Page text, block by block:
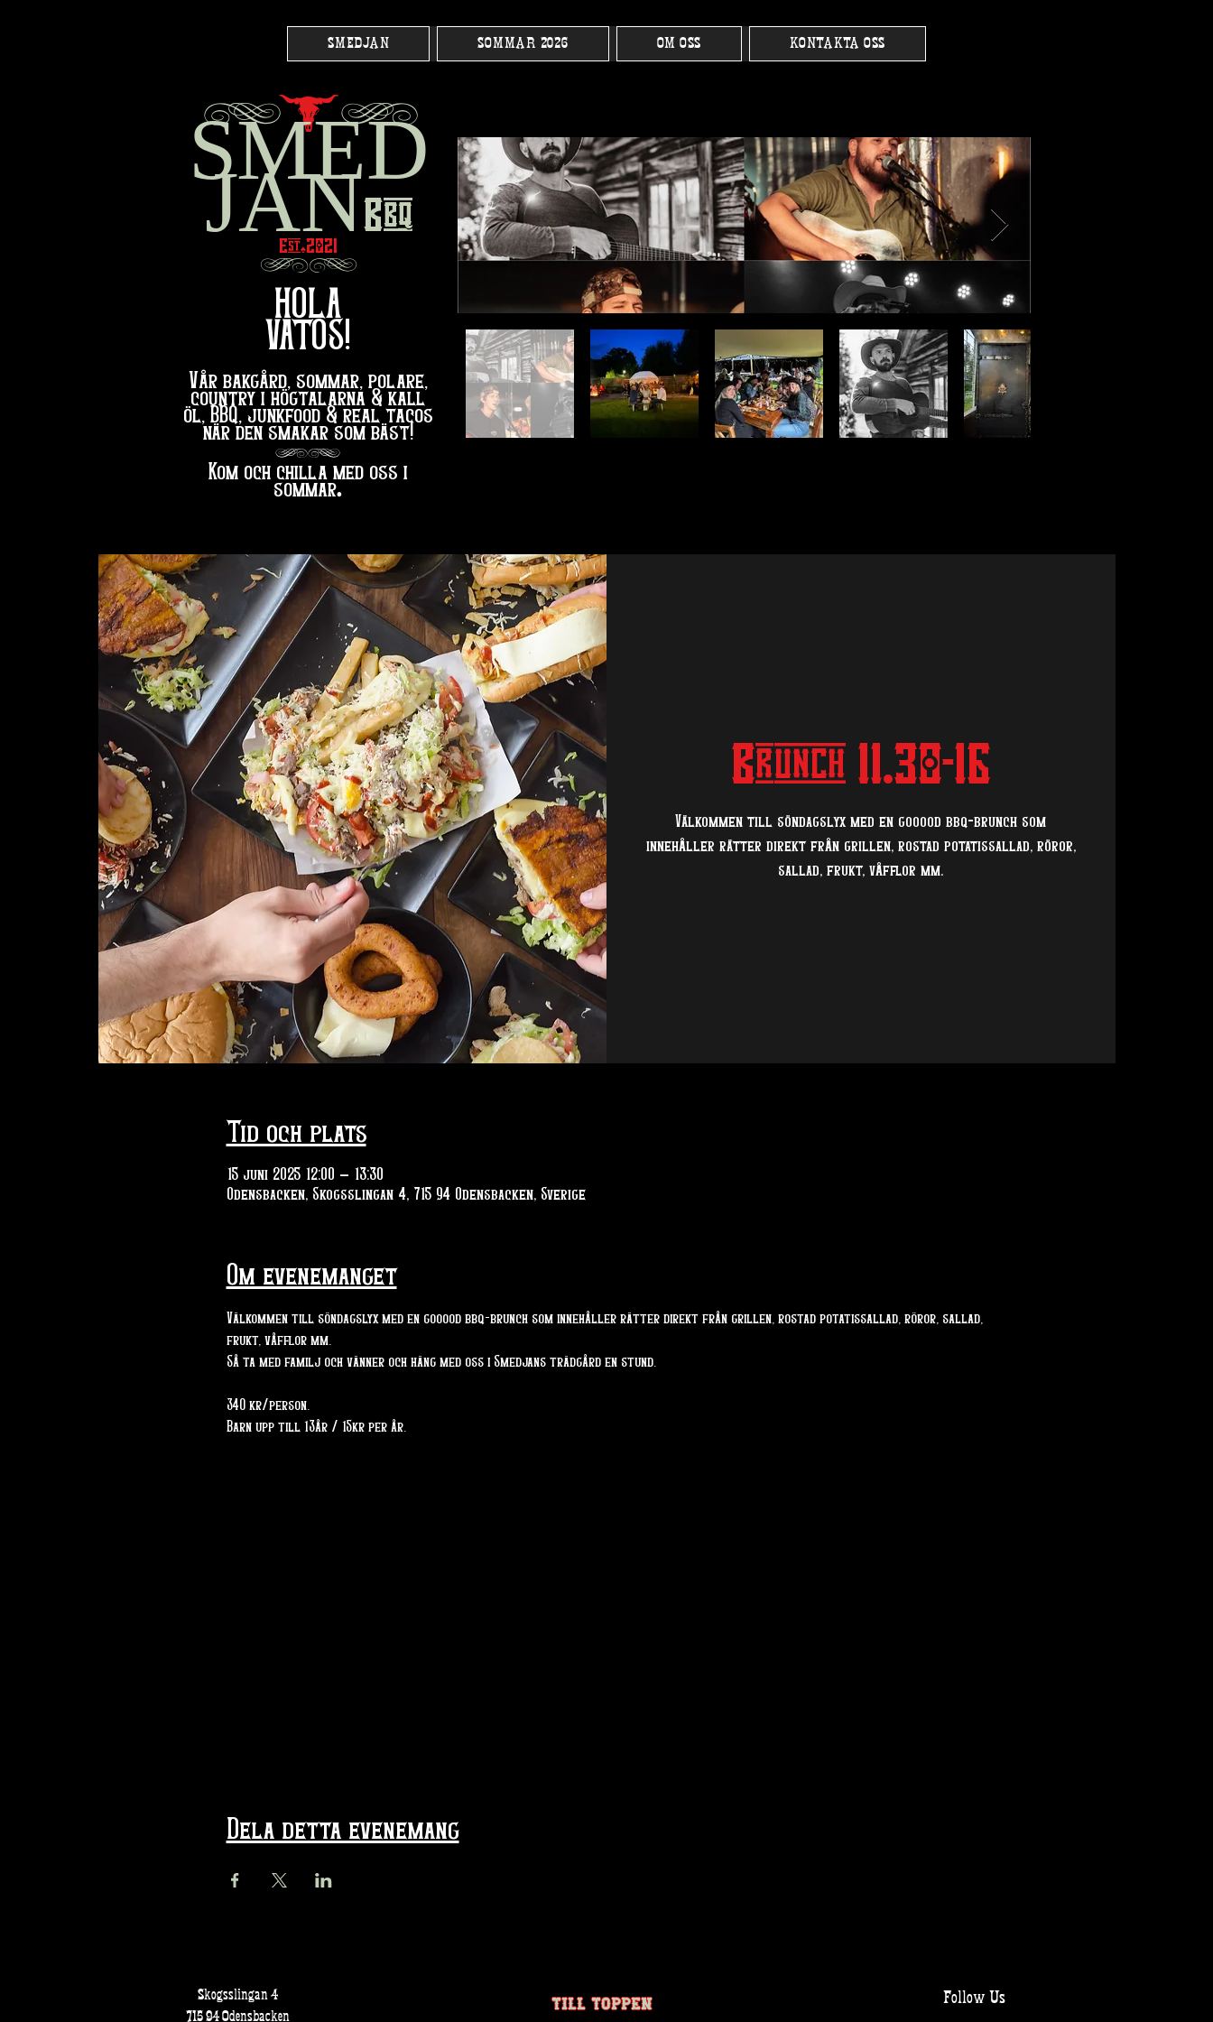
SMEDJAN SOMMAR 2026 OM OSS KONTAKTA OSS
glh
SMED
JANBbq
Est♠︎2021
hg
HOLA
VATOS!
Vår bakgård, sommar, polare,
country i högtalarna & kall
öl, BBQ, junkfood & real tacos
när den smakar som bäst!
hg
Kom och chilla med oss i
sommar.
Brunch 11.30-16
Välkommen till söndagslyx med en gooood bbq-brunch som
innehåller rätter direkt från grillen, rostad potatissallad, röror,
sallad, frukt, våfflor mm.
Tid och plats
15 juni 2025 12:00 – 13:30
Odensbacken, Skogsslingan 4, 715 94 Odensbacken, Sverige
Om evenemanget
Välkommen till söndagslyx med en gooood bbq-brunch som innehåller rätter direkt från grillen, rostad potatissallad, röror, sallad,
frukt, våfflor mm.
Så ta med familj och vänner och häng med oss i Smedjans trädgård en stund.
340 kr/person.
Barn upp till 13år / 15kr per år.
Dela detta evenemang
Skogsslingan 4
715 94 Odensbacken
TILL TOPPEN Follow Us